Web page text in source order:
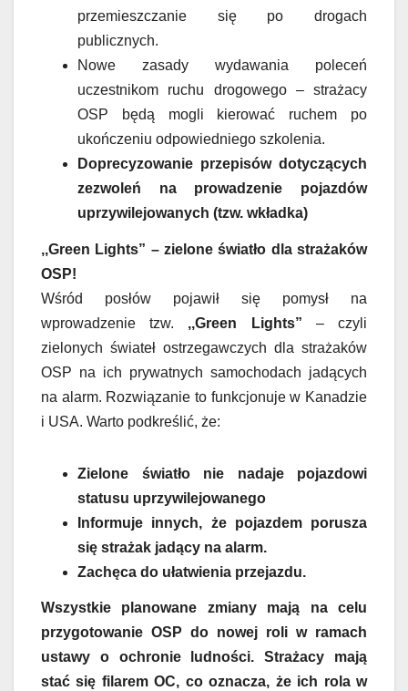
przemieszczanie się po drogach
publicznych.
Nowe zasady wydawania poleceń
uczestnikom ruchu drogowego – strażacy
OSP będą mogli kierować ruchem po
ukończeniu odpowiedniego szkolenia.
Doprecyzowanie przepisów dotyczących
zezwoleń na prowadzenie pojazdów
uprzywilejowanych (tzw. wkładka)
,,Green Lights” – zielone światło dla strażaków
OSP!
Wśród posłów pojawił się pomysł na
wprowadzenie tzw. ,,Green Lights” – czyli
zielonych świateł ostrzegawczych dla strażaków
OSP na ich prywatnych samochodach jadących
na alarm. Rozwiązanie to funkcjonuje w Kanadzie
i USA. Warto podkreślić, że:
Zielone światło nie nadaje pojazdowi
statusu uprzywilejowanego
Informuje innych, że pojazdem porusza
się strażak jadący na alarm.
Zachęca do ułatwienia przejazdu.
Wszystkie planowane zmiany mają na celu
przygotowanie OSP do nowej roli w ramach
ustawy o ochronie ludności. Strażacy mają
stać się filarem OC, co oznacza, że ich rola w